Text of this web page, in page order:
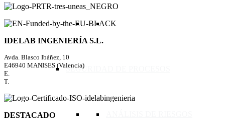
SEGURIDAD DE PROCESOS
IDELAB INGENIERÍA S.L.
Avda. Blasco Ibáñez, 10
E46940 MANISES (Valencia)
E.
T.
DESTACADO